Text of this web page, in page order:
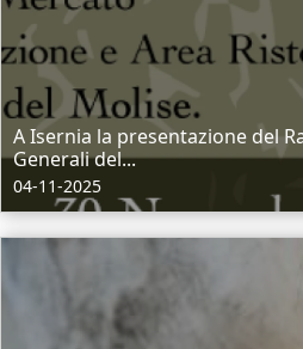
A Isernia la presentazione del
Generali del...
04-11-2025